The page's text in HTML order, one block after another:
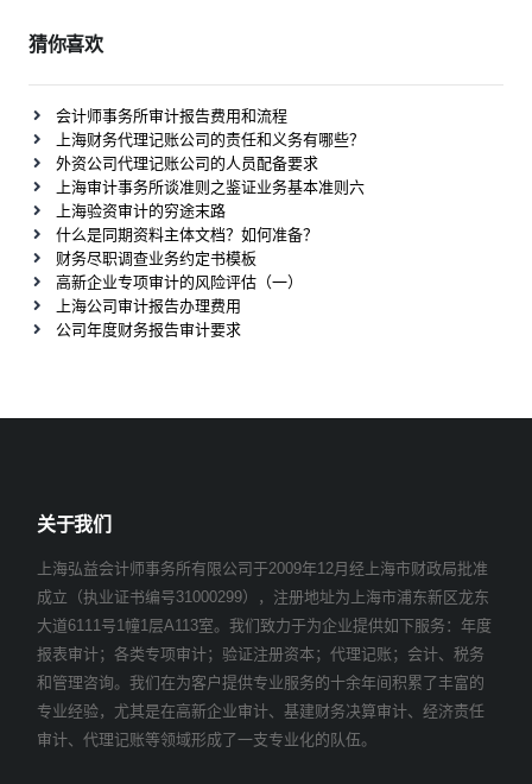
猜你喜欢
会计师事务所审计报告费用和流程
上海财务代理记账公司的责任和义务有哪些？
外资公司代理记账公司的人员配备要求
上海审计事务所谈准则之鉴证业务基本准则六
上海验资审计的穷途末路
什么是同期资料主体文档？如何准备？
财务尽职调查业务约定书模板
高新企业专项审计的风险评估（一）
上海公司审计报告办理费用
公司年度财务报告审计要求
关于我们
上海弘益会计师事务所有限公司于2009年12月经上海市财政局批准
成立（执业证书编号31000299），注册地址为上海市浦东新区龙东
大道6111号1幢1层A113室。我们致力于为企业提供如下服务：年度
报表审计；各类专项审计；验证注册资本；代理记账；会计、税务
和管理咨询。我们在为客户提供专业服务的十余年间积累了丰富的
专业经验，尤其是在高新企业审计、基建财务决算审计、经济责任
审计、代理记账等领域形成了一支专业化的队伍。